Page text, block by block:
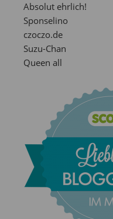
Absolut ehrlich!
Sponselino
czoczo.de
Suzu-Chan
Queen all